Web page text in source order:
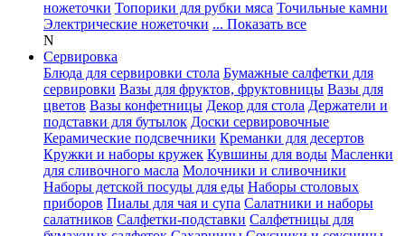
ножеточки Топорики для рубки мяса Точильные камни
Электрические ножеточки ... Показать все
N
Сервировка
Блюда для сервировки стола Бумажные салфетки для
сервировки Вазы для фруктов, фруктовницы Вазы для
цветов Вазы конфетницы Декор для стола Держатели и
подставки для бутылок Доски сервировочные
Керамические подсвечники Креманки для десертов
Кружки и наборы кружек Кувшины для воды Масленки
для сливочного масла Молочники и сливочники
Наборы детской посуды для еды Наборы столовых
приборов Пиалы для чая и супа Салатники и наборы
салатников Салфетки-подставки Салфетницы для